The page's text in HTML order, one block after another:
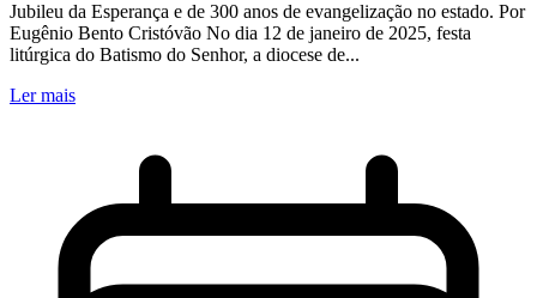
Jubileu da Esperança e de 300 anos de evangelização no estado. Por
Eugênio Bento Cristóvão No dia 12 de janeiro de 2025, festa
litúrgica do Batismo do Senhor, a diocese de...
Ler mais